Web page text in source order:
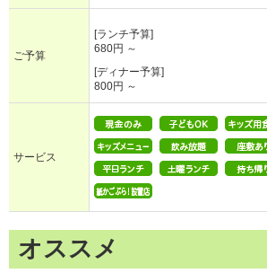
ご予算
[ランチ予算]
680円 ～
[ディナー予算]
800円 ～
サービス
オススメ